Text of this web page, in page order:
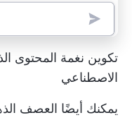
تكوين نغمة المحتوى
الاصطناعي
يمكنك أيضًا العصف